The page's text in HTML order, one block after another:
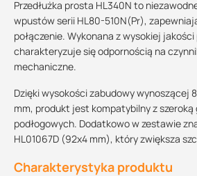
Przedłużka prosta HL340N to
wpustów serii HL80-510N(Pr),
połączenie. Wykonana z wysokiej
charakteryzuje się odpornością na
mechaniczne.
Dzięki wysokości zabudowy wynoszącej
mm, produkt jest kompatybilny z
podłogowych. Dodatkowo w zestawie
HL01067D (92x4 mm), który zwiększa
Charakterystyka produktu